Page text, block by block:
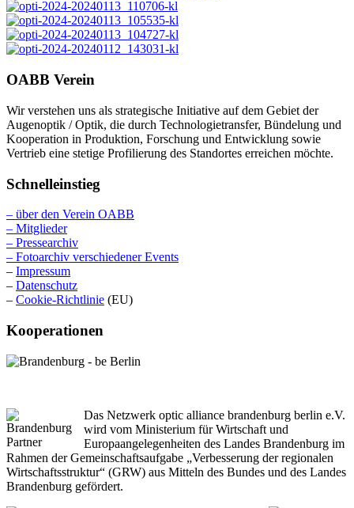
OABB Verein
Wir verstehen uns als strategische Initiative auf dem Gebiet der
Augenoptik / Optik, die durch Technologietransfer, Bündelung und
Kooperation in Produktion, Forschung und Entwicklung sowie
Vertrieb eine stetige Profilierung des Standortes erreichen möchte.
Schnelleinstieg
– über den Verein OABB
– Mitglieder
– Pressearchiv
– Fotoarchiv verschiedener Events
– Impressum
– Datenschutz
– Cookie-Richtlinie (EU)
Kooperationen
Das Netzwerk optic alliance brandenburg berlin e.V.
wird vom Ministerium für Wirtschaft und
Europaangelegenheiten des Landes Brandenburg im
Rahmen der Gemeinschaftsaufgabe „Verbesserung der regionalen
Wirtschaftsstruktur“ (GRW) aus Mitteln des Bundes und des Landes
Brandenburg gefördert.